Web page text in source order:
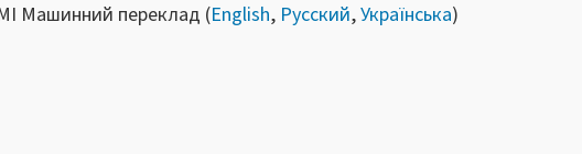
Машинний переклад (English, Русский,Українська)